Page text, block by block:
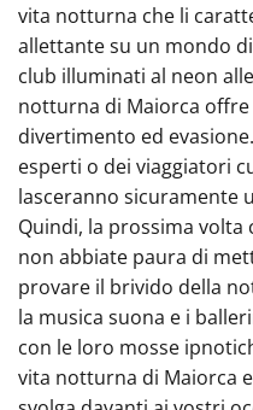
vita notturna che li
allettante su un mondo
club illuminati al neon
notturna di Maiorca offre
divertimento ed
esperti o dei viaggiatori
lasceranno sicuramente
Quindi, la prossima volta
non abbiate paura di
provare il brivido della
la musica suona e i
con le loro mosse
vita notturna di Maiorca